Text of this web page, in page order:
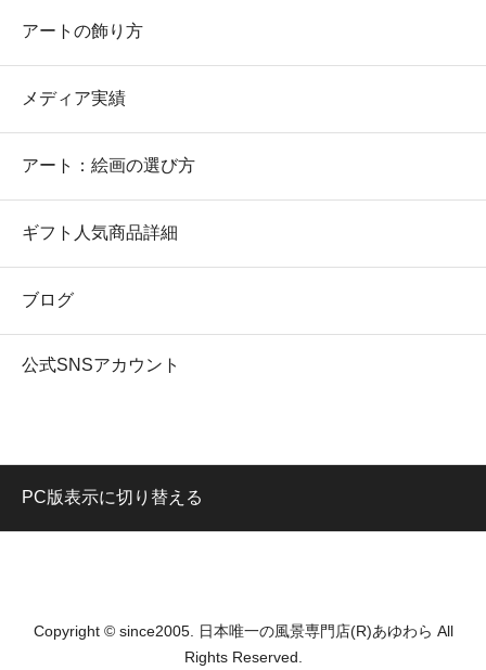
アートの飾り方
メディア実績
アート：絵画の選び方
ギフト人気商品詳細
ブログ
公式SNSアカウント
PC版表示に切り替える
Copyright © since2005. 日本唯一の風景専門店(R)あゆわら All
Rights Reserved.